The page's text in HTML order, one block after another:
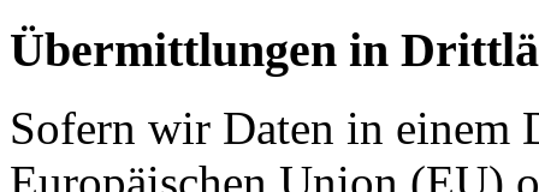
Übermittlungen in
Sofern wir Daten in einem
Europäischen Union (EU)